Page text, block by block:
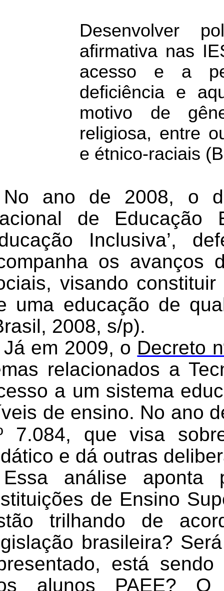
Desenvolver
afirmativa nas
acesso e a
deficiência e
motivo de
religiosa, entre
e étnico-raciais
No ano de 2008, o
de Educação
Inclusiva’,
os avanços
visando
uma educação de
2008, s/p).
Já em 2009, o Decreto
relacionados a
a um sistema
de ensino. No ano
7.084, que visa
e dá outras
Essa análise
de Ensino
trilhando de
brasileira?
está
alunos PAEE? O